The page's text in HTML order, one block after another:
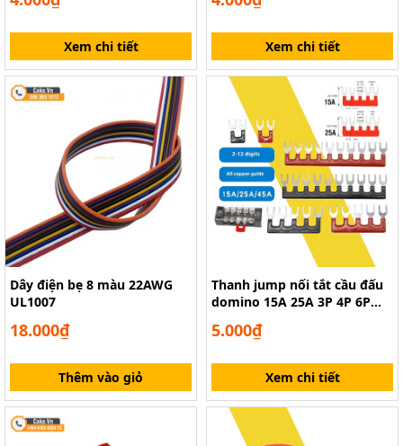
Xem chi tiết Xem chi tiết
Dây điện bẹ 8 màu 22AWG
UL1007
18.000₫
Thêm vào giỏ
Thanh jump nối tắt cầu đấu
domino 15A 25A 3P 4P 6P
5.000₫
Xem chi tiết